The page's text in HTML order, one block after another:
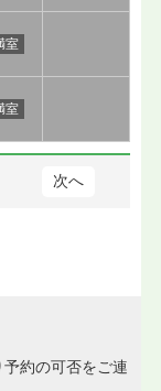
室
室
次へ
約の可否をご連